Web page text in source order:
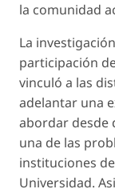
la comunidad
La
participación
vinculó a las
adelantar una
abordar desde
una de las
instituciones
Universidad.